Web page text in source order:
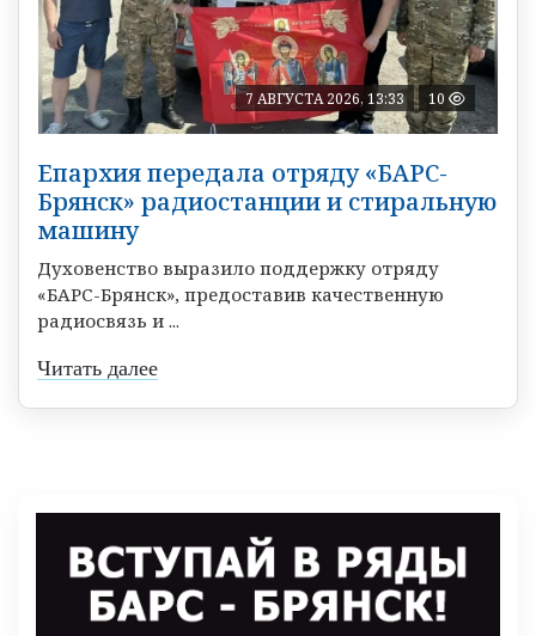
7 АВГУСТА 2026, 13:33 10
Епархия передала отряду «БАРС-
Брянск» радиостанции и стиральную
машину
Духовенство выразило поддержку отряду
«БАРС-Брянск», предоставив качественную
радиосвязь и ...
Читать далее